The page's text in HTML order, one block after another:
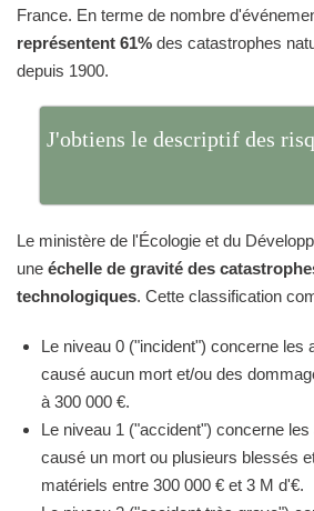
France. En terme de nombre
représentent 61% des catastrophes
depuis 1900.
J'obtiens le descriptif des
Le ministère de l'Écologie et du
une échelle de gravité des
technologiques. Cette classification
Le niveau 0 ("incident") concerne les
causé aucun mort et/ou des
à 300 000 €.
Le niveau 1 ("accident") concerne
causé un mort ou plusieurs blessés
matériels entre 300 000 € et 3 M d'€.